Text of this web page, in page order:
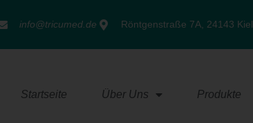
info@tricumed.de Röntgenstraße 7A, 24143 Kiel
Startseite Über Uns Produkte